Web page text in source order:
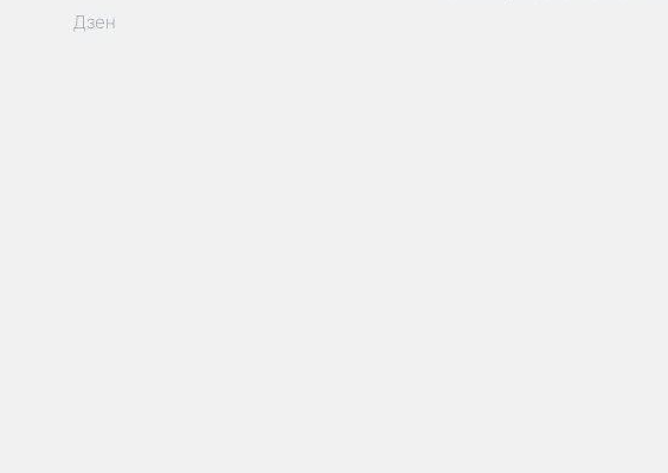
Дзен